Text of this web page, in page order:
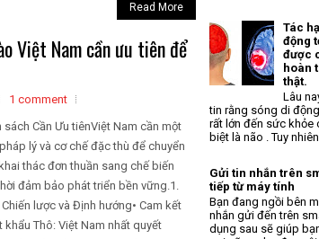
Read More
Việt Nam cần ưu tiên để
1 comment
sách Cần Ưu tiênViệt Nam cần một
lý và cơ chế đặc thù để chuyển
thác đơn thuần sang chế biến
đảm bảo phát triển bền vững.1.
lược và Định hướng• Cam kết
khẩu Thô: Việt Nam nhất quyết
Tác
động
được
hoàn
thật.
Lâu
tin rằng sóng di
rất lớn đến sức khỏe
biệt là não . Tuy
Gửi tin nhắn trên
tiếp từ máy tính
Bạn đang ngồi bên
nhắn gửi đến trên
dụng sau sẽ giúp